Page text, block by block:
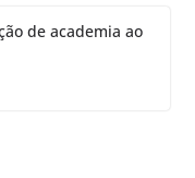
de academia ao